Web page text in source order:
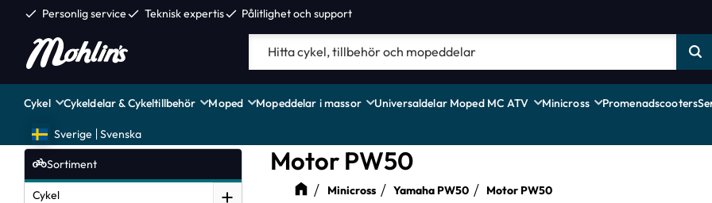
check Personlig servicecheck Teknisk expertischeck Pålitlighet och support
Cykel Cykeldelar & Cykeltillbehör Moped Mopeddelar i massor Universaldelar Moped MC ATV Minicross Promenadscooters
Sverige Svenska
Motor PW50
Minicross Yamaha PW50 Motor PW50
Sortiment
Cykel